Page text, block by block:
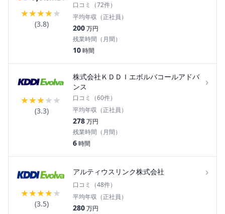
★★★★★
(3.8)
口コミ（72件）
平均年収（正社員）
200万円
残業時間（月間）
10時間
★★★★★
(3.3)
株式会社ＫＤＤＩエボルバコールアドバ
ンス
›
口コミ（60件）
平均年収（正社員）
278万円
残業時間（月間）
6時間
★★★★★
(3.5)
アルティウスリンク株式会社 ›
口コミ（48件）
平均年収（正社員）
280万円